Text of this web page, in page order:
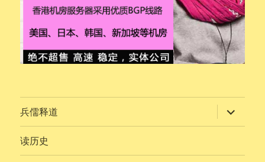
兵儒释道 展
开
子
读历史